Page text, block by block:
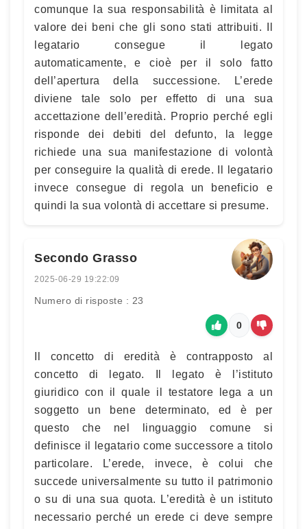
comunque la sua responsabilità è limitata al
valore dei beni che gli sono stati attribuiti. Il
legatario consegue il legato
automaticamente, e cioè per il solo fatto
dell’apertura della successione. L’erede
diviene tale solo per effetto di una sua
accettazione dell’eredità. Proprio perché egli
risponde dei debiti del defunto, la legge
richiede una sua manifestazione di volontà
per conseguire la qualità di erede. Il legatario
invece consegue di regola un beneficio e
quindi la sua volontà di accettare si presume.
Secondo Grasso
2025-06-29 19:22:09
Numero di risposte : 23
0
Il concetto di eredità è contrapposto al
concetto di legato. Il legato è l’istituto
giuridico con il quale il testatore lega a un
soggetto un bene determinato, ed è per
questo che nel linguaggio comune si
definisce il legatario come successore a titolo
particolare. L’erede, invece, è colui che
succede universalmente su tutto il patrimonio
o su di una sua quota. L’eredità è un istituto
necessario perché un erede ci deve sempre